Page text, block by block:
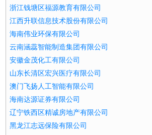
浙江钱塘区福源教育有限公司
江西升联信息技术股份有限公司
海南伟业环保有限公司
云南涵蕊智能制造集团有限公司
安徽金茂化工有限公司
山东长清区宏兴医疗有限公司
澳门飞扬人工智能有限公司
海南达源证券有限公司
辽宁铁西区精诚房地产有限公司
黑龙江志远保险有限公司